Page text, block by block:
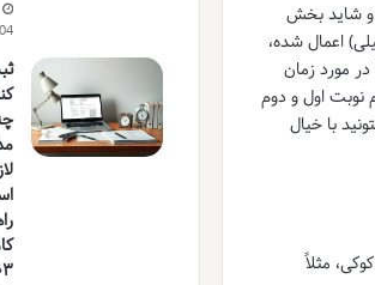
و شاید بخش
اعمال شده،
مورد زمان
نوبت اول و دوم
با خیال
مثلاً